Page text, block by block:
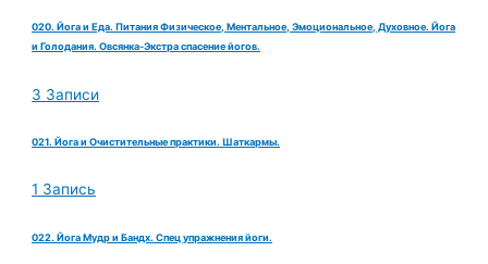
020. Йога и Еда. Питания Физическое, Ментальное, Эмоциональное, Духовное. Йога
и Голодания. Овсянка-Экстра спасение йогов.
3 Записи
021. Йога и Очистительные практики. Шаткармы.
1 Запись
022. Йога Мудр и Бандх. Спец упражнения йоги.